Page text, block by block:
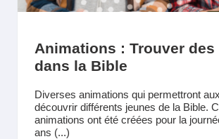
Animations : Trouver des
dans la Bible
Diverses animations qui permettront
découvrir différents jeunes de la Bible.
animations ont été créées pour la
ans (...)